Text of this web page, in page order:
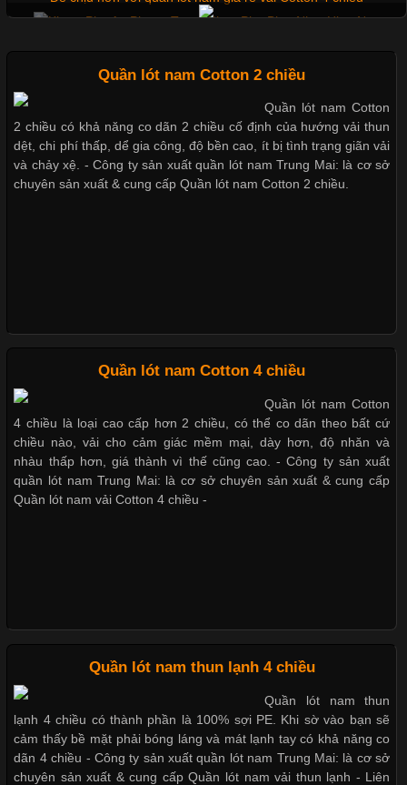
Không chỉ giúp tạo sự đồng bộ, áo thun
Chất Liệu Lycra Có Gì Đặc Biệt Trong Ngành Thời Trang?
Vải Lycra Là Gì? Chất Liệu Co Giãn Được Ưa Chuộng Trong
Chất Liệu Bamboo Xu Hướng Mới Trong Ngành Thời Trang
Cập nhật 2026-05-21 14:59:25
Trong những năm gần đây, vải Bamboo đang trở thành một
trong những chất liệu được yêu thích trong ngành thời trang
nhờ đặc tính mềm mại, thoáng khí và thân thiện với môi trường.
Không chỉ được ứng dụng trong quần áo thường ngày, loại vải
Cập nhật 2026-05-20 14:58:56
Vải thun là một trong những chất liệu được sử dụng rộng rãi
nhất trong ngành thời trang nhờ đặc tính co giãn, mềm mại và
thoải mái khi mặc. Từ áo thun, đồ thể thao cho đến đồ lót nam,
vải thun luôn đóng vai trò quan trọng trong quá trình sản xuất.
Hiện nay, nhu cầu tìm kiếm quần lót nam giá
Thị hiều quần lót nam bơi lội nam và nữ 2017
Mẫu quần lót nam giá rẻ sốt hè 2017
Những mẩu quần lót nam thông dụng hiện nay
Bộ sưu tập quần lót nam Boxer TpHCM
Dễ chịu hơn với quần lót nam giá rẻ vải Cotton 4 chiều
Quần lót nam Cotton 2 chiều
Quần lót nam Cotton
2 chiều có khả năng co dãn 2 chiều cố định của hướng vải thun
dệt, chi phí thấp, dể gia công, độ bền cao, ít bị tình trạng giãn vải
và chảy xệ. - Công ty sản xuất quần lót nam Trung Mai: là cơ sở
chuyên sản xuất & cung cấp Quần lót nam Cotton 2 chiều.
Quần lót nam Cotton 4 chiều
Quần lót nam Cotton
4 chiều là loại cao cấp hơn 2 chiều, có thể co dãn theo bất cứ
chiều nào, vải cho cảm giác mềm mại, dày hơn, độ nhăn và
nhàu thấp hơn, giá thành vì thế cũng cao. - Công ty sản xuất
quần lót nam Trung Mai: là cơ sở chuyên sản xuất & cung cấp
Quần lót nam vải Cotton 4 chiều -
Quần lót nam thun lạnh 4 chiều
Quần lót nam thun
lạnh 4 chiều có thành phần là 100% sợi PE. Khi sờ vào bạn sẽ
cảm thấy bề mặt phải bóng láng và mát lạnh tay có khả năng co
dãn 4 chiều - Công ty sản xuất quần lót nam Trung Mai: là cơ sở
chuyên sản xuất & cung cấp Quần lót nam vải thun lạnh - Liên